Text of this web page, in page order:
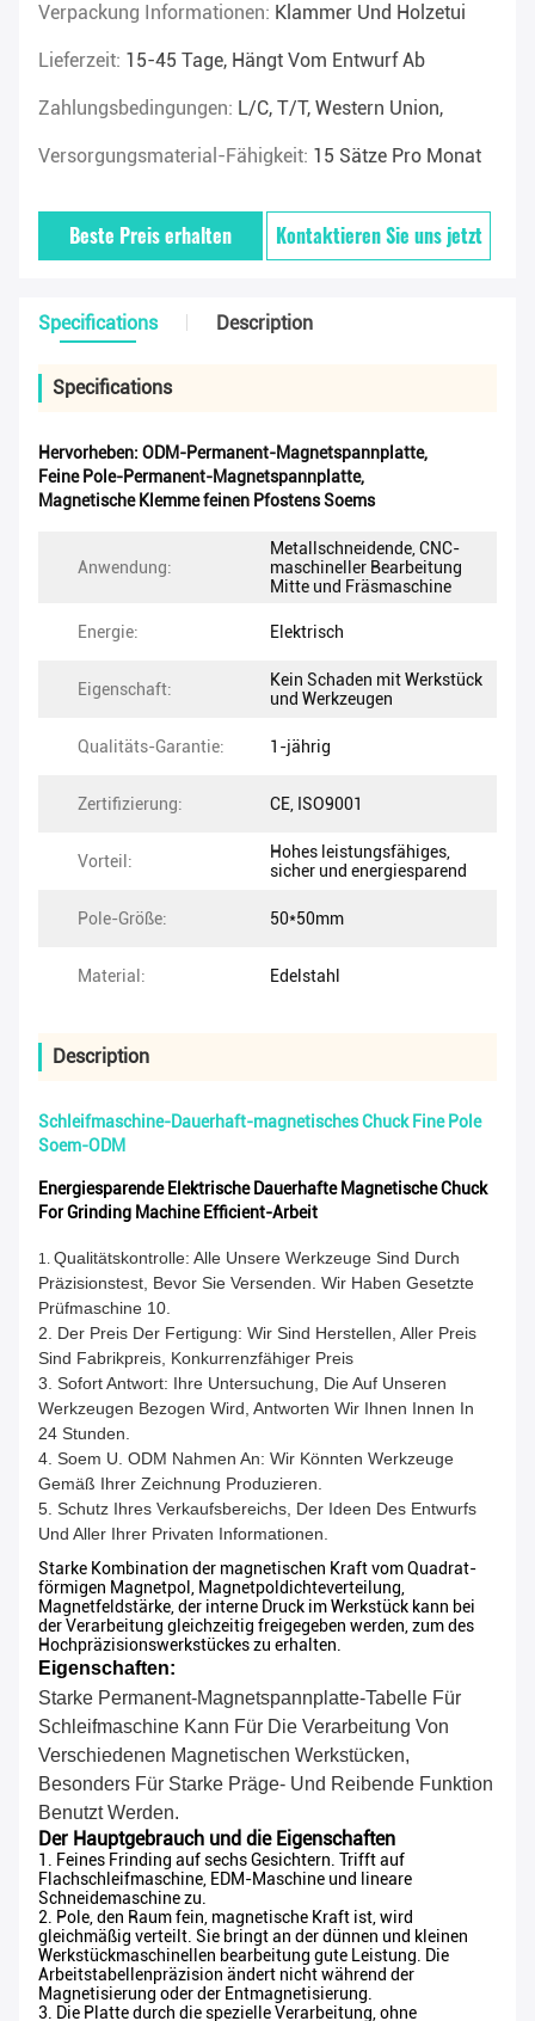
Verpackung Informationen: Klammer Und Holzetui
Lieferzeit: 15-45 Tage, Hängt Vom Entwurf Ab
Zahlungsbedingungen: L/C, T/T, Western Union,
Versorgungsmaterial-Fähigkeit: 15 Sätze Pro Monat
Beste Preis erhalten Kontaktieren Sie uns jetzt
Specifications Description
Specifications
Hervorheben: ODM-Permanent-Magnetspannplatte,
Feine Pole-Permanent-Magnetspannplatte,
Magnetische Klemme feinen Pfostens Soems
Anwendung:
Metallschneidende, CNC-
maschineller Bearbeitung
Mitte und Fräsmaschine
Energie: Elektrisch
Eigenschaft:
Kein Schaden mit Werkstück
und Werkzeugen
Qualitäts-Garantie: 1-jährig
Zertifizierung: CE, ISO9001
Vorteil:
Hohes leistungsfähiges,
sicher und energiesparend
Pole-Größe: 50*50mm
Material: Edelstahl
Description
Schleifmaschine-Dauerhaft-magnetisches Chuck Fine Pole
Soem-ODM
Energiesparende Elektrische Dauerhafte Magnetische Chuck
For Grinding Machine Efficient-Arbeit
1. Qualitätskontrolle: Alle Unsere Werkzeuge Sind Durch
Präzisionstest, Bevor Sie Versenden. Wir Haben Gesetzte
Prüfmaschine 10.
2. Der Preis Der Fertigung: Wir Sind Herstellen, Aller Preis
Sind Fabrikpreis, Konkurrenzfähiger Preis
3. Sofort Antwort: Ihre Untersuchung, Die Auf Unseren
Werkzeugen Bezogen Wird, Antworten Wir Ihnen Innen In
24 Stunden.
4. Soem U. ODM Nahmen An: Wir Könnten Werkzeuge
Gemäß Ihrer Zeichnung Produzieren.
5. Schutz Ihres Verkaufsbereichs, Der Ideen Des Entwurfs
Und Aller Ihrer Privaten Informationen.
Starke Kombination der magnetischen Kraft vom Quadrat-
förmigen Magnetpol, Magnetpoldichteverteilung,
Magnetfeldstärke, der interne Druck im Werkstück kann bei
der Verarbeitung gleichzeitig freigegeben werden, zum des
Hochpräzisionswerkstückes zu erhalten.
Eigenschaften:
Starke Permanent-Magnetspannplatte-Tabelle Für
Schleifmaschine Kann Für Die Verarbeitung Von
Verschiedenen Magnetischen Werkstücken,
Besonders Für Starke Präge- Und Reibende Funktion
Benutzt Werden.
Der Hauptgebrauch und die Eigenschaften
1. Feines Frinding auf sechs Gesichtern. Trifft auf
Flachschleifmaschine, EDM-Maschine und lineare
Schneidemaschine zu.
2. Pole, den Raum fein, magnetische Kraft ist, wird
gleichmäßig verteilt. Sie bringt an der dünnen und kleinen
Werkstückmaschinellen bearbeitung gute Leistung. Die
Arbeitstabellenpräzision ändert nicht während der
Magnetisierung oder der Entmagnetisierung.
3. Die Platte durch die spezielle Verarbeitung, ohne